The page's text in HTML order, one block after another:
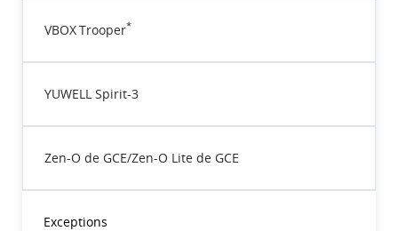
VBOX Trooper*
YUWELL Spirit-3
Zen-O de GCE/Zen-O Lite de GCE
Exceptions